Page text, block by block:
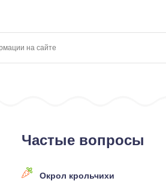
Частые вопросы
Окрол крольчихи